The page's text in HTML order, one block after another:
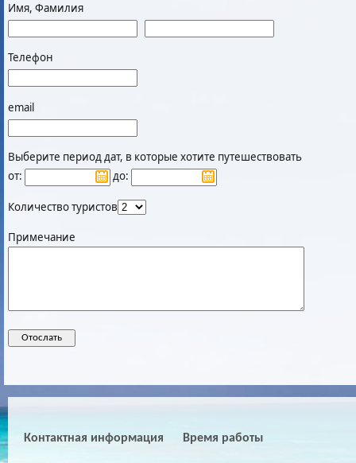
Имя, Фамилия
Телефон
email
Выберите период дат, в которые хотите путешествовать
от:
до:
Количество туристов
Примечание
Контактная информация Время работы